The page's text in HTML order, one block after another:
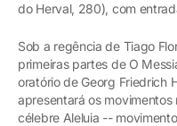
do Herval, 280), com
Sob a regência de Tiago
primeiras partes de O
oratório de Georg Friedrich
apresentará os
célebre Aleluia --